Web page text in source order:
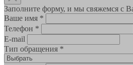
Заполните форму, и мы свяжемся с
Ваше имя *
Телефон *
E-mail
Тип обращения *